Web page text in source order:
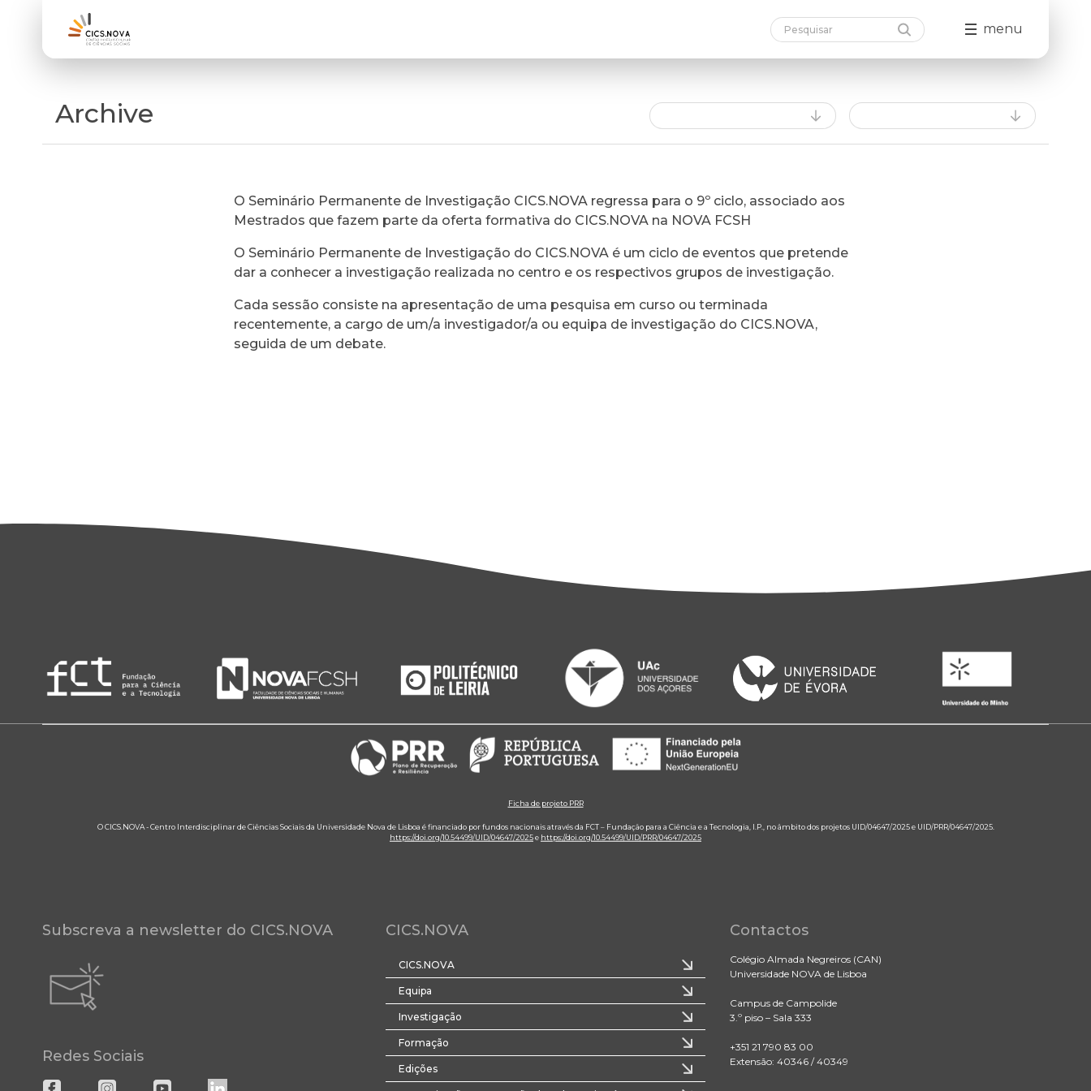
menu
Archive
O Seminário Permanente de Investigação CICS.NOVA regressa para o 9º ciclo, associado aos
Mestrados que fazem parte da oferta formativa do CICS.NOVA na NOVA FCSH
O Seminário Permanente de Investigação do CICS.NOVA é um ciclo de eventos que pretende
dar a conhecer a investigação realizada no centro e os respectivos grupos de investigação.
Cada sessão consiste na apresentação de uma pesquisa em curso ou terminada
recentemente, a cargo de um/a investigador/a ou equipa de investigação do CICS.NOVA,
seguida de um debate.
Ficha de projeto PRR
O CICS.NOVA - Centro Interdisciplinar de Ciências Sociais da Universidade Nova de Lisboa é financiado por fundos nacionais através da FCT – Fundação para a Ciência e a Tecnologia, I.P., no âmbito dos projetos UID/04647/2025 e UID/PRR/04647/2025.
https://doi.org/10.54499/UID/04647/2025e https://doi.org/10.54499/UID/PRR/04647/2025
Subscreva a newsletter do CICS.NOVA
Redes Sociais
CICS.NOVA
CICS.NOVA
Equipa
Investigação
Formação
Edições
Contactos
Colégio Almada Negreiros (CAN)
Universidade NOVA de Lisboa
Campus de Campolide
3.º piso – Sala 333
+351 21 790 83 00
Extensão: 40346 / 40349